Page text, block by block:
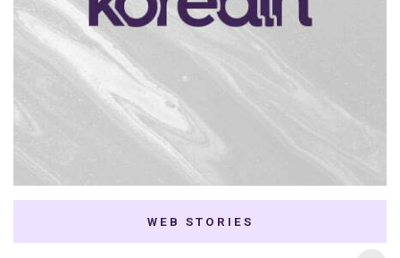
WEB STORIES
7 K-dramas Enemies
to Lovers
Thai Dramas com
First e Khaotung